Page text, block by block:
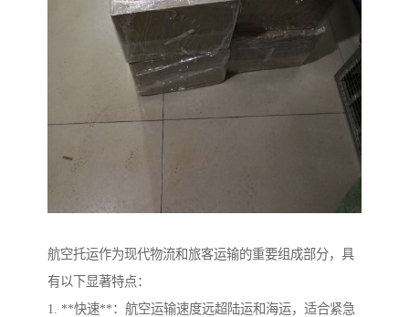
航空托运作为现代物流和旅客运输的重要组成部分，具
有以下显著特点：
1. **快速**：航空运输速度远超陆运和海运，适合紧急